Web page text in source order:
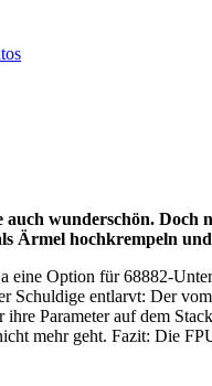
wunderschön. Doch
Ärmel hochkrempeln
Option für 68882-
Schuldige entlarvt: Der
Parameter auf dem
mehr geht. Fazit: Die